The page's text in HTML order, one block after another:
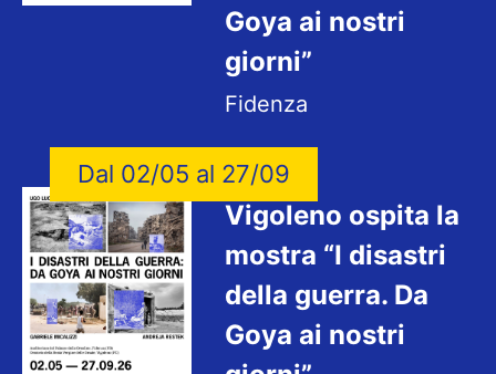
Goya ai nostri
giorni”
Fidenza
Dal 02/05 al 27/09
Vigoleno ospita la
mostra “I disastri
della guerra. Da
Goya ai nostri